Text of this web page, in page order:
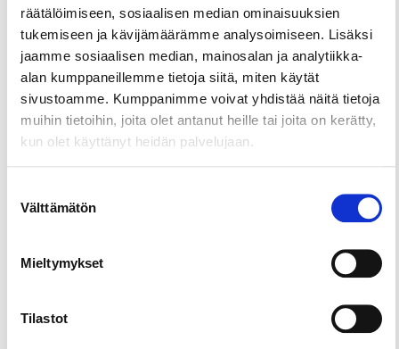
räätälöimiseen, sosiaalisen median ominaisuuksien
tukemiseen ja kävijämäärämme analysoimiseen. Lisäksi
jaamme sosiaalisen median, mainosalan ja analytiikka-
alan kumppaneillemme tietoja siitä, miten käytät
sivustoamme. Kumppanimme voivat yhdistää näitä tietoja
muihin tietoihin, joita olet antanut heille tai joita on kerätty,
kun olet käyttänyt heidän palvelujaan.
valinta
Välttämätön
Mieltymykset
Tilastot
With entertainment and activities for all ages,
Tullintori offers something for everyone. Whether
you’re a local or visiting Tampere for the first time,
there’s always a reason to stay a little longer –
every visit is an experience.